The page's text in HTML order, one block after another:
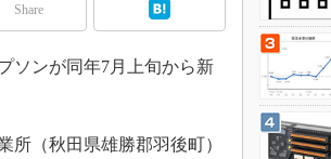
ルド
展
タ
Share
ソンが同年7月上旬から新
（秋田県雄勝郡羽後町）